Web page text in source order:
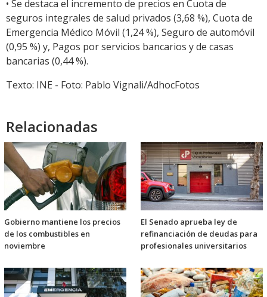
• Se destaca el incremento de precios en Cuota de
seguros integrales de salud privados (3,68 %), Cuota de
Emergencia Médico Móvil (1,24 %), Seguro de automóvil
(0,95 %) y, Pagos por servicios bancarios y de casas
bancarias (0,44 %).
Texto: INE - Foto: Pablo Vignali/AdhocFotos
Relacionadas
Gobierno mantiene los precios
de los combustibles en
noviembre
El Senado aprueba ley de
refinanciación de deudas para
profesionales universitarios